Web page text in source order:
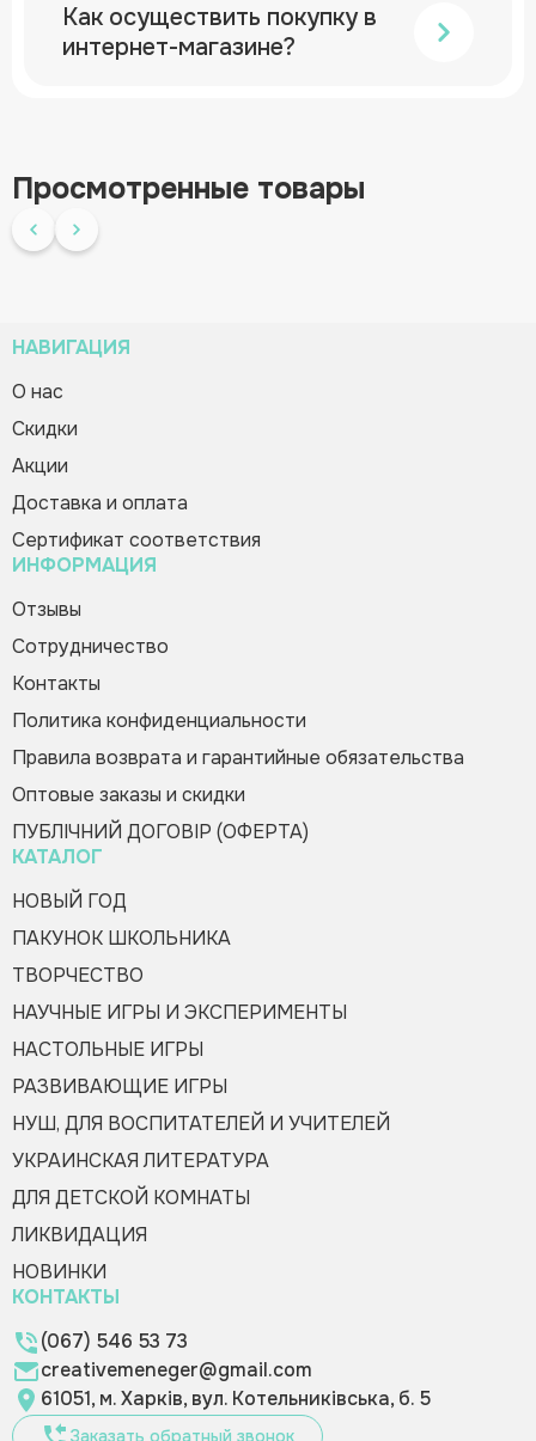
Как осуществить покупку в
интернет-магазине?
Просмотренные товары
Creative Team!
Пожалуйста, заполните форму, и мы вам
Оформить заказ
НАВИГАЦИЯ
О нас
Cкидки
Акции
Доставка и оплата
Сертификат соответствия
ИНФОРМАЦИЯ
Отзывы
Сотрудничество
Контакты
Политика конфиденциальности
Правила возврата и гарантийные обязательства
Оптовые заказы и скидки
ПУБЛІЧНИЙ ДОГОВІР (ОФЕРТА)
КАТАЛОГ
НОВЫЙ ГОД
ПАКУНОК ШКОЛЬНИКА
ТВОРЧЕСТВО
НАУЧНЫЕ ИГРЫ И ЭКСПЕРИМЕНТЫ
НАСТОЛЬНЫЕ ИГРЫ
РАЗВИВАЮЩИЕ ИГРЫ
НУШ, ДЛЯ ВОСПИТАТЕЛЕЙ И УЧИТЕЛЕЙ
УКРАИНСКАЯ ЛИТЕРАТУРА
ДЛЯ ДЕТСКОЙ КОМНАТЫ
ЛИКВИДАЦИЯ
НОВИНКИ
КОНТАКТЫ
(067) 546 53 73
creativemeneger@gmail.com
61051, м. Харків, вул. Котельниківська, б. 5
Заказать обратный звонок